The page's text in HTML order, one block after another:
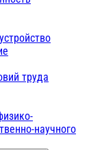
труда
научного